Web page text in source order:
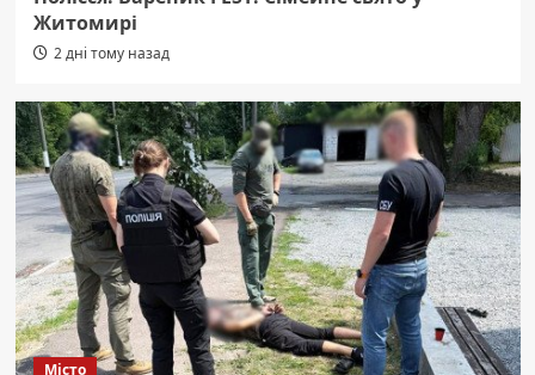
Житомирі
2 дні тому назад
Місто